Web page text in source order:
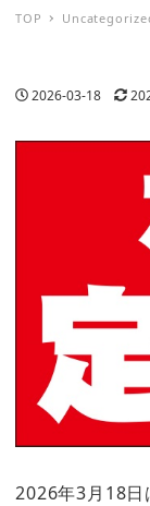
TOP
投稿日
2026-03-18 更
2026年3月18日